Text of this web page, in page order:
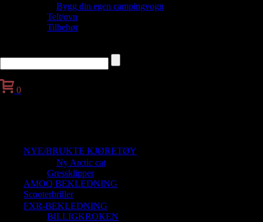
Bygg din egen campingvogn
Telt/ovn
Tilbehør
0
NYE/BRUKTE KJØRETØY
Ny Arctic cat
Gressklipper
AMOQ BEKLEDNING
Scooterbriller
FXR-BEKLEDNING
BILLIGKROKEN